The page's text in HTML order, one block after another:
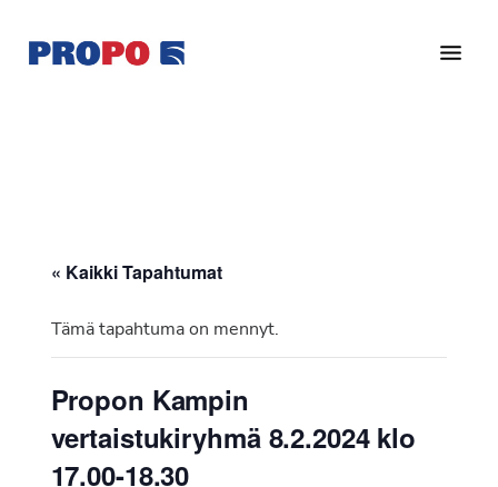
pääsisältöön
alatunnisteeseen
Ry
vuonna
Suomen
Syöpäyhdistyksen
« Kaikki Tapahtumat
Tämä tapahtuma on mennyt.
Propon Kampin
vertaistukiryhmä 8.2.2024 klo
17.00-18.30